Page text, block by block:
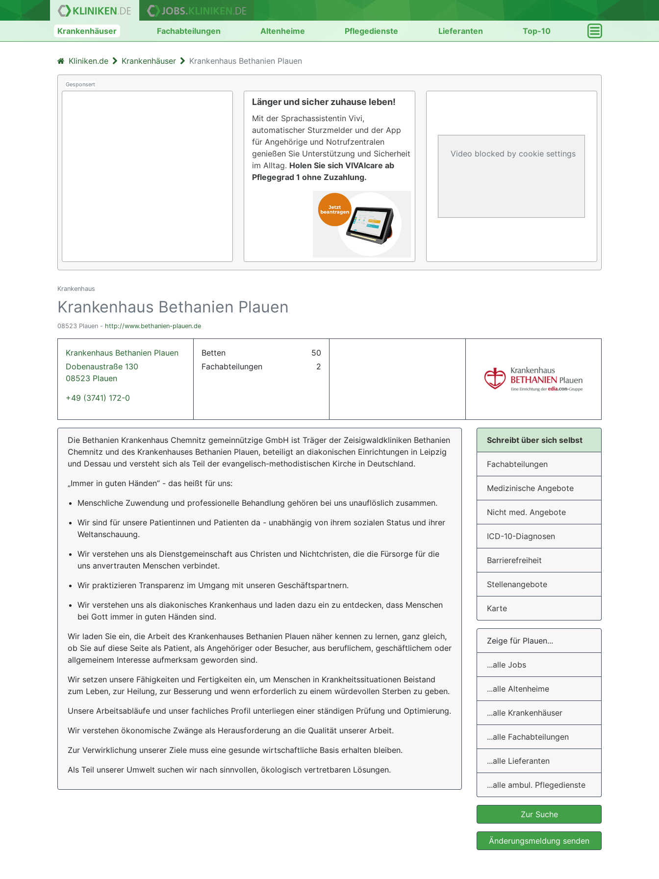
Krankenhäuser Fachabteilungen Altenheime Pflegedienste Lieferanten Top-10
Kliniken.de Krankenhäuser Krankenhaus Bethanien Plauen
Gesponsert
Länger und sicher zuhause leben!
Mit der Sprachassistentin Vivi,
automatischer Sturzmelder und der App
für Angehörige und Notrufzentralen
genießen Sie Unterstützung und Sicherheit
im Alltag. Holen Sie sich VIVAIcare ab
Pflegegrad 1 ohne Zuzahlung.
Video blocked by cookie settings
Krankenhaus
Krankenhaus Bethanien Plauen
08523 Plauen - http://www.bethanien-plauen.de
Krankenhaus Bethanien Plauen
Dobenaustraße 130
08523 Plauen
+49 (3741) 172-0
Betten
50
Fachabteilungen
2
Die Bethanien Krankenhaus Chemnitz gemeinnützige GmbH ist Träger der Zeisigwaldkliniken Bethanien
Chemnitz und des Krankenhauses Bethanien Plauen, beteiligt an diakonischen Einrichtungen in Leipzig
und Dessau und versteht sich als Teil der evangelisch-methodistischen Kirche in Deutschland.
„Immer in guten Händen” - das heißt für uns:
Menschliche Zuwendung und professionelle Behandlung gehören bei uns unauflöslich zusammen.
Wir sind für unsere Patientinnen und Patienten da - unabhängig von ihrem sozialen Status und ihrer
Weltanschauung.
Wir verstehen uns als Dienstgemeinschaft aus Christen und Nichtchristen, die die Fürsorge für die
uns anvertrauten Menschen verbindet.
Wir praktizieren Transparenz im Umgang mit unseren Geschäftspartnern.
Wir verstehen uns als diakonisches Krankenhaus und laden dazu ein zu entdecken, dass Menschen
bei Gott immer in guten Händen sind.
Wir laden Sie ein, die Arbeit des Krankenhauses Bethanien Plauen näher kennen zu lernen, ganz gleich,
ob Sie auf diese Seite als Patient, als Angehöriger oder Besucher, aus beruflichem, geschäftlichem oder
allgemeinem Interesse aufmerksam geworden sind.
Wir setzen unsere Fähigkeiten und Fertigkeiten ein, um Menschen in Krankheitssituationen Beistand
zum Leben, zur Heilung, zur Besserung und wenn erforderlich zu einem würdevollen Sterben zu geben.
Unsere Arbeitsabläufe und unser fachliches Profil unterliegen einer ständigen Prüfung und Optimierung.
Wir verstehen ökonomische Zwänge als Herausforderung an die Qualität unserer Arbeit.
Zur Verwirklichung unserer Ziele muss eine gesunde wirtschaftliche Basis erhalten bleiben.
Als Teil unserer Umwelt suchen wir nach sinnvollen, ökologisch vertretbaren Lösungen.
Schreibt über sich selbst
Fachabteilungen
Medizinische Angebote
Nicht med. Angebote
ICD-10-Diagnosen
Barrierefreiheit
Stellenangebote
Karte
Zeige für Plauen...
...alle Jobs
...alle Altenheime
...alle Krankenhäuser
...alle Fachabteilungen
...alle Lieferanten
...alle ambul. Pflegedienste
Zur Suche
Änderungsmeldung senden